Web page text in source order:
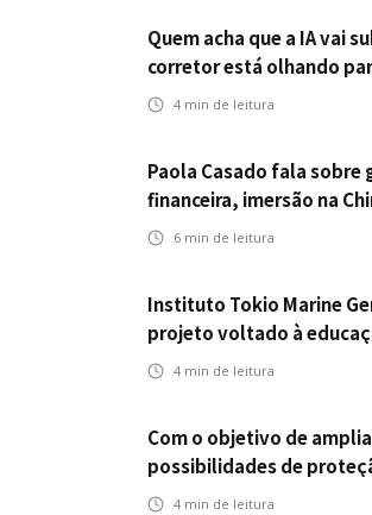
Quem acha que a IA vai
corretor está olhando
errado
4 min de leitura
Paola Casado fala sobre
financeira, imersão na
da ENS
6 min de leitura
Instituto Tokio Marine
projeto voltado à
empregabilidade
4 min de leitura
Com o objetivo de
possibilidades de
Icatu Seguros eleva
4 min de leitura